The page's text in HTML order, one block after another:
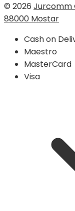
© 2026 Jurcomm
88000 Mostar
Cash on
Maestro
MasterCard
Visa